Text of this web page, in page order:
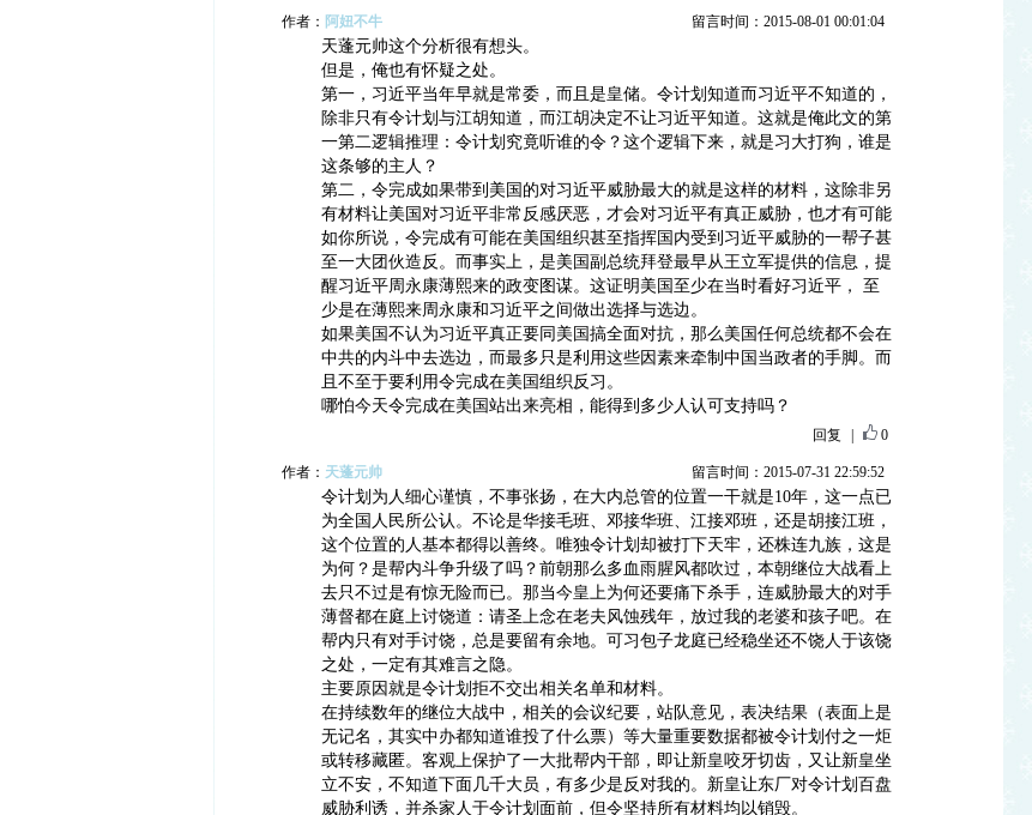
作者： 阿妞不牛 留言时间：2015-08-01 00:01:04
天蓬元帅这个分析很有想头。
但是，俺也有怀疑之处。
第一，习近平当年早就是常委，而且是皇储。令计划知道而习近平不知道的，
除非只有令计划与江胡知道，而江胡决定不让习近平知道。这就是俺此文的第
一第二逻辑推理：令计划究竟听谁的令？这个逻辑下来，就是习大打狗，谁是
这条够的主人？
第二，令完成如果带到美国的对习近平威胁最大的就是这样的材料，这除非另
有材料让美国对习近平非常反感厌恶，才会对习近平有真正威胁，也才有可能
如你所说，令完成有可能在美国组织甚至指挥国内受到习近平威胁的一帮子甚
至一大团伙造反。而事实上，是美国副总统拜登最早从王立军提供的信息，提
醒习近平周永康薄熙来的政变图谋。这证明美国至少在当时看好习近平， 至
少是在薄熙来周永康和习近平之间做出选择与选边。
如果美国不认为习近平真正要同美国搞全面对抗，那么美国任何总统都不会在
中共的内斗中去选边，而最多只是利用这些因素来牵制中国当政者的手脚。而
且不至于要利用令完成在美国组织反习。
哪怕今天令完成在美国站出来亮相，能得到多少人认可支持吗？
回复 0
作者： 天蓬元帅 留言时间：2015-07-31 22:59:52
令计划为人细心谨慎，不事张扬，在大内总管的位置一干就是10年，这一点已
为全国人民所公认。不论是华接毛班、邓接华班、江接邓班，还是胡接江班，
这个位置的人基本都得以善终。唯独令计划却被打下天牢，还株连九族，这是
为何？是帮内斗争升级了吗？前朝那么多血雨腥风都吹过，本朝继位大战看上
去只不过是有惊无险而已。那当今皇上为何还要痛下杀手，连威胁最大的对手
薄督都在庭上讨饶道：请圣上念在老夫风蚀残年，放过我的老婆和孩子吧。在
帮内只有对手讨饶，总是要留有余地。可习包子龙庭已经稳坐还不饶人于该饶
之处，一定有其难言之隐。
主要原因就是令计划拒不交出相关名单和材料。
在持续数年的继位大战中，相关的会议纪要，站队意见，表决结果（表面上是
无记名，其实中办都知道谁投了什么票）等大量重要数据都被令计划付之一炬
或转移藏匿。客观上保护了一大批帮内干部，即让新皇咬牙切齿，又让新皇坐
立不安，不知道下面几千大员，有多少是反对我的。新皇让东厂对令计划百盘
威胁利诱，并杀家人于令计划面前，但令坚持所有材料均以销毁。